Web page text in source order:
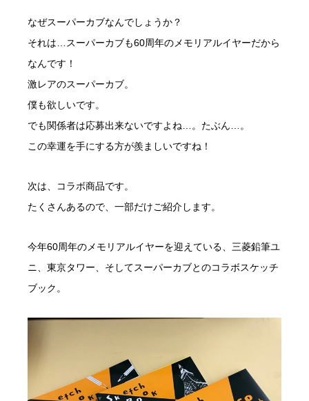
なぜスーパーカブなんでしょうか？
それは…スーパーカブも60周年のメモリアルイヤーだから
なんです！
激レアのスーパーカブ。
僕も欲しいです。
でも関係者は応募出来ないですよね…。たぶん…。
この幸運を手にする方が羨ましいですね！
次は、コラボ商品です。
たくさんあるので、一部だけご紹介します。
今年60周年のメモリアルイヤーを迎えている、三菱鉛筆ユ
ニ、東京タワー、そしてスーパーカブとのコラボスケッチ
ブック。